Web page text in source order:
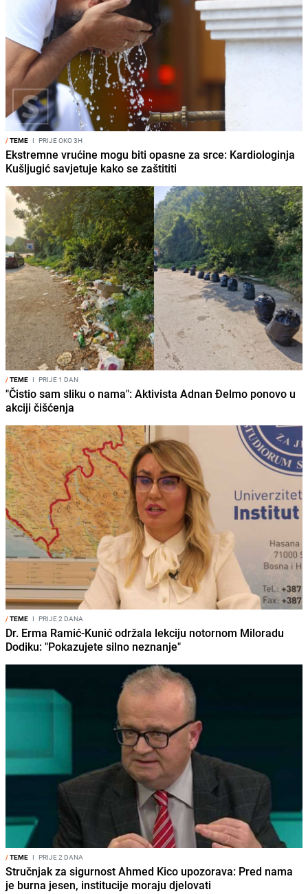
/TEME I PRIJE OKO 3H
Ekstremne vrućine mogu biti opasne za srce: Kardiologinja
Kušljugić savjetuje kako se zaštititi
/TEME I PRIJE 1 DAN
"Čistio sam sliku o nama": Aktivista Adnan Đelmo ponovo u
akciji čišćenja
/TEME I PRIJE 2 DANA
Dr. Erma Ramić-Kunić održala lekciju notornom Miloradu
Dodiku: "Pokazujete silno neznanje"
/TEME I PRIJE 2 DANA
Stručnjak za sigurnost Ahmed Kico upozorava: Pred nama
je burna jesen, institucije moraju djelovati